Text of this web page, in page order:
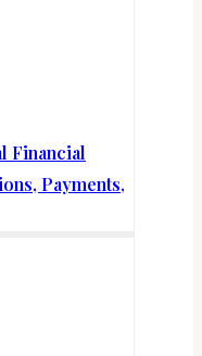
Financial
Payments,